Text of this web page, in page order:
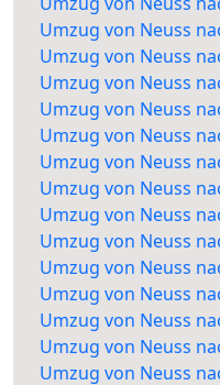
Umzug von Neuss
Umzug von Neuss
Umzug von Neuss
Umzug von Neuss
Umzug von Neuss
Umzug von Neuss
Umzug von Neuss
Umzug von Neuss
Umzug von Neuss
Umzug von Neuss
Umzug von Neuss
Umzug von Neuss
Umzug von Neuss
Umzug von Neuss